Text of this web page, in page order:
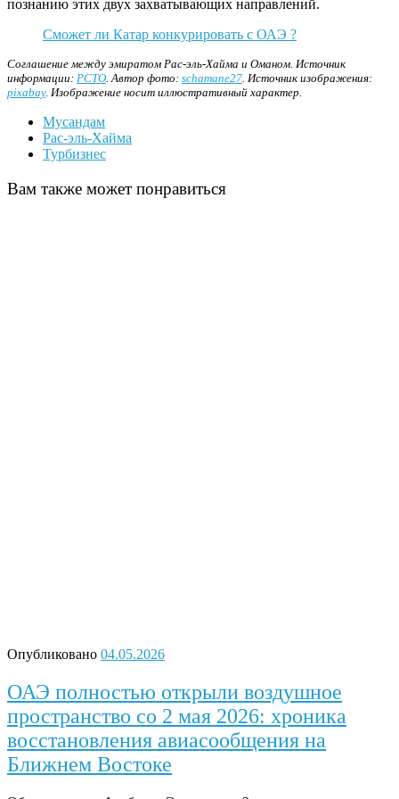
познанию этих двух захватывающих направлений.
Сможет ли Катар конкурировать с ОАЭ ?
Соглашение между эмиратом Рас-эль-Хайма и Оманом. Источник
информации: РСТО . Автор фото: schamane27 . Источник изображения:
pixabay. Изображение носит иллюстративный характер.
Мусандам
Рас-эль-Хайма
Турбизнес
Вам также может понравиться
Опубликовано 04.05.2026
ОАЭ полностью открыли воздушное
пространство со 2 мая 2026: хроника
восстановления авиасообщения на
Ближнем Востоке